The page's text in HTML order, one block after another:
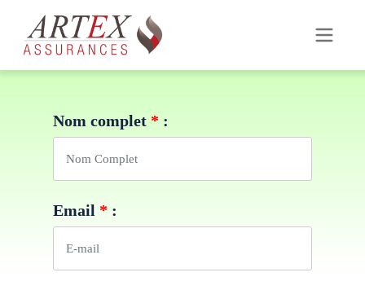
Nom complet * :
Email * :